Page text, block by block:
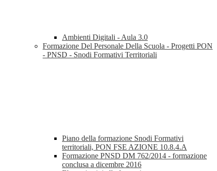
Ambienti Digitali - Aula 3.0
Formazione Del Personale Della Scuola - Progetti PON
- PNSD - Snodi Formativi Territoriali
Piano della formazione Snodi Formativi
territoriali, PON FSE AZIONE 10.8.4.A
Formazione PNSD DM 762/2014 - formazione
conclusa a dicembre 2016